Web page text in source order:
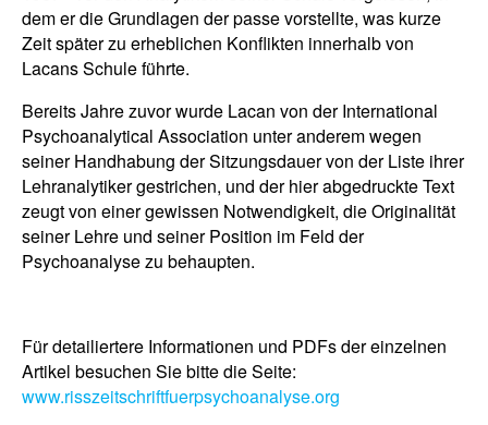
dem er die Grundlagen der passe vorstellte, was kurze
Zeit später zu erheblichen Konflikten innerhalb von
Lacans Schule führte.
Bereits Jahre zuvor wurde Lacan von der International
Psychoanalytical Association unter anderem wegen
seiner Handhabung der Sitzungsdauer von der Liste ihrer
Lehranalytiker gestrichen, und der hier abgedruckte Text
zeugt von einer gewissen Notwendigkeit, die Originalität
seiner Lehre und seiner Position im Feld der
Psychoanalyse zu behaupten.
Für detailiertere Informationen und PDFs der einzelnen
Artikel besuchen Sie bitte die Seite:
www.risszeitschriftfuerpsychoanalyse.org